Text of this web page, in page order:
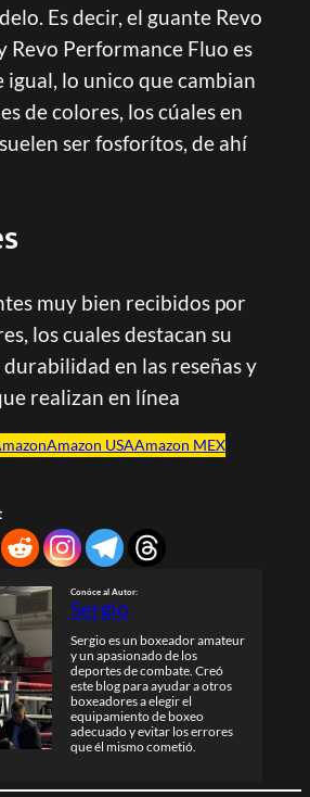
Es decir, el guante Revo
Revo Performance Fluo es
igual, lo unico que cambian
de colores, los cúales en
ser fosforítos, de ahí
muy bien recibidos por
los cuales destacan su
en las reseñas y
realizan en línea
Amazon USAAmazon MEX
Conóce al Autor:
Sergio
Sergio es un boxeador amateur
y un apasionado de los
deportes de combate. Creó
este blog para ayudar a otros
boxeadores a elegir el
equipamiento de boxeo
adecuado y evitar los errores
que él mismo cometió.